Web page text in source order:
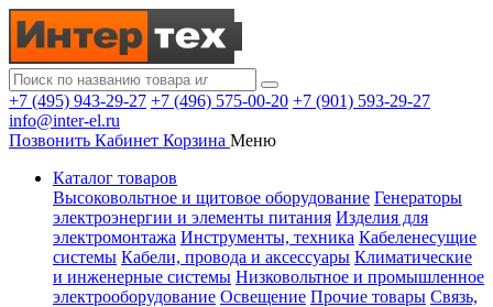
+7 (495) 943-29-27 +7 (496) 575-00-20 +7 (901) 593-29-27
info@inter-el.ru
Позвонить Кабинет Корзина Меню
Каталог товаров
Высоковольтное и щитовое оборудование Генераторы
электроэнергии и элементы питания Изделия для
электромонтажа Инструменты, техника Кабеленесущие
системы Кабели, провода и аксессуары Климатические
и инженерные системы Низковольтное и промышленное
электрооборудование Освещение Прочие товары Связь,